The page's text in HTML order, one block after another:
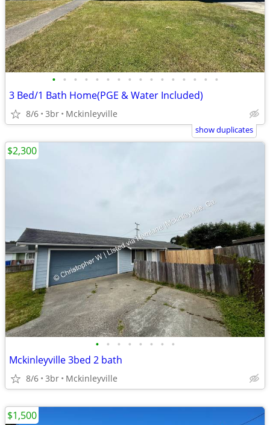
• • • • • • • • • • • • • • • •
3 Bed/1 Bath Home(PGE & Water Included)
8/6 3br Mckinleyville
show duplicates
• • • • • • • •
Mckinleyville 3bed 2 bath
8/6 3br Mckinleyville
$2,300
$1,500